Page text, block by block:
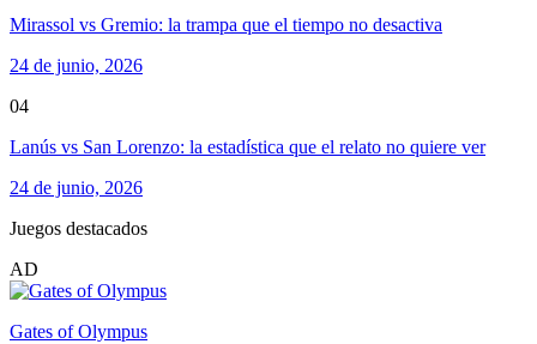
Mirassol vs Gremio: la trampa que el tiempo no desactiva
24 de junio, 2026
04
Lanús vs San Lorenzo: la estadística que el relato no quiere ver
24 de junio, 2026
Juegos destacados
AD
Gates of Olympus